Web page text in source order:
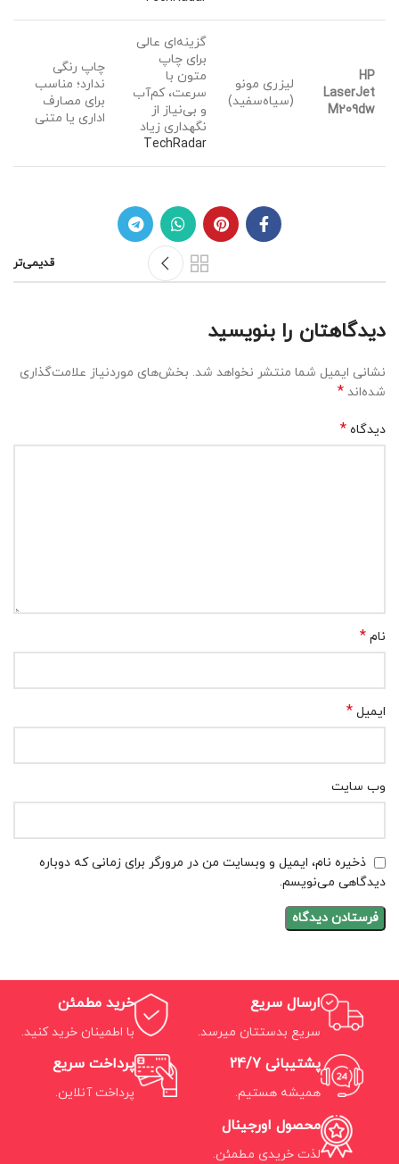
HP
LaserJet
M209dw
لیزری مونو
(سیاه‌سفید)
گزینه‌ای عالی
برای چاپ
متون با
سرعت، کم‌آب
و بی‌نیاز از
نگهداری زیاد
TechRadar
چاپ رنگی
ندارد؛ مناسب
برای مصارف
اداری یا متنی
قدیمی‌تر
دیدگاهتان را بنویسید
نشانی ایمیل شما منتشر نخواهد شد. بخش‌های موردنیاز علامت‌گذاری
شده‌اند *
دیدگاه *
نام *
ایمیل *
وب‌ سایت
ذخیره نام، ایمیل و وبسایت من در مرورگر برای زمانی که دوباره
دیدگاهی می‌نویسم.
ارسال سریع
سریع بدستتان میرسد.
خرید مطمئن
با اطمینان خرید کنید.
پشتیبانی 24/7
همیشه هستیم.
پرداخت سریع
پرداخت آنلاین.
محصول اورجینال
لذت خریدی مطمئن.